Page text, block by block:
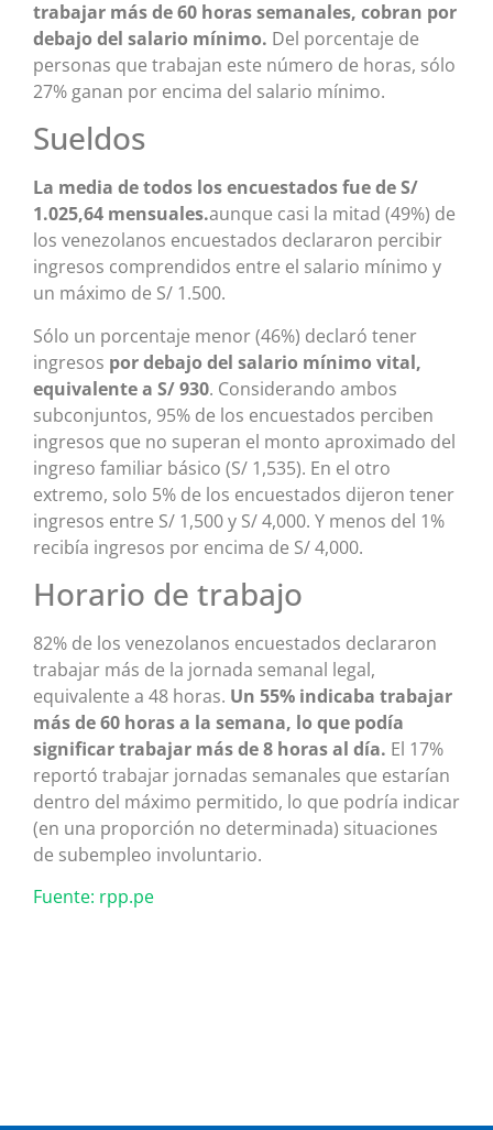
trabajar más de 60 horas semanales, cobran por
debajo del salario mínimo. Del porcentaje de
personas que trabajan este número de horas, sólo
27% ganan por encima del salario mínimo.
Sueldos
La media de todos los encuestados fue de S/
1.025,64 mensuales.aunque casi la mitad (49%) de
los venezolanos encuestados declararon percibir
ingresos comprendidos entre el salario mínimo y
un máximo de S/ 1.500.
Sólo un porcentaje menor (46%) declaró tener
ingresos por debajo del salario mínimo vital,
equivalente a S/ 930. Considerando ambos
subconjuntos, 95% de los encuestados perciben
ingresos que no superan el monto aproximado del
ingreso familiar básico (S/ 1,535). En el otro
extremo, solo 5% de los encuestados dijeron tener
ingresos entre S/ 1,500 y S/ 4,000. Y menos del 1%
recibía ingresos por encima de S/ 4,000.
Horario de trabajo
82% de los venezolanos encuestados declararon
trabajar más de la jornada semanal legal,
equivalente a 48 horas. Un 55% indicaba trabajar
más de 60 horas a la semana, lo que podía
significar trabajar más de 8 horas al día. El 17%
reportó trabajar jornadas semanales que estarían
dentro del máximo permitido, lo que podría indicar
(en una proporción no determinada) situaciones
de subempleo involuntario.
Fuente: rpp.pe